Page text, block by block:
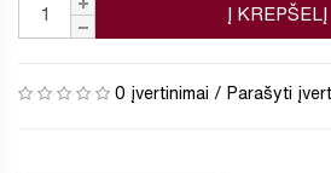
Į KREPŠELĮ
0 įvertinimai / Parašyti